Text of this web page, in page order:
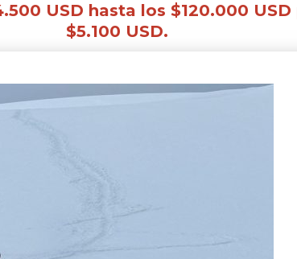
USD hasta los $120.000
$5.100 USD.